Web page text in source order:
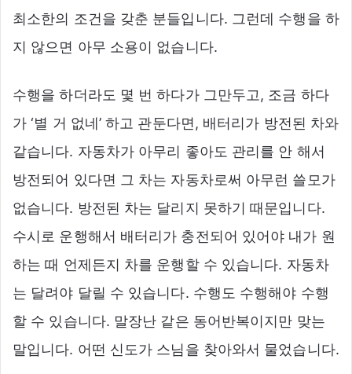
최소한의 조건을 갖춘 분들입니다. 그런데 수행을 하
지 않으면 아무 소용이 없습니다.
수행을 하더라도 몇 번 하다가 그만두고, 조금 하다
가 ‘별 거 없네’ 하고 관둔다면, 배터리가 방전된 차와
같습니다. 자동차가 아무리 좋아도 관리를 안 해서
방전되어 있다면 그 차는 자동차로써 아무런 쓸모가
없습니다. 방전된 차는 달리지 못하기 때문입니다.
수시로 운행해서 배터리가 충전되어 있어야 내가 원
하는 때 언제든지 차를 운행할 수 있습니다. 자동차
는 달려야 달릴 수 있습니다. 수행도 수행해야 수행
할 수 있습니다. 말장난 같은 동어반복이지만 맞는
말입니다. 어떤 신도가 스님을 찾아와서 물었습니다.